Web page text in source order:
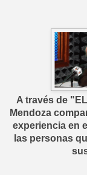
A través de
Mendoza
experiencia en
las personas